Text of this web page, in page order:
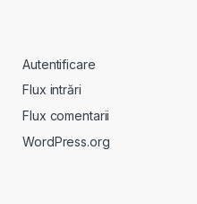
Autentificare
Flux intrări
Flux comentarii
WordPress.org